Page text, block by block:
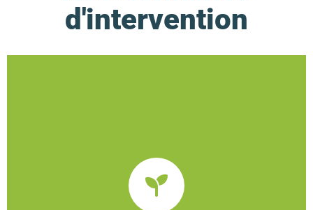
d'intervention
paysager, l’association BASE propose et réalise
des interventions à la demande des entreprises et
collectivités locales.